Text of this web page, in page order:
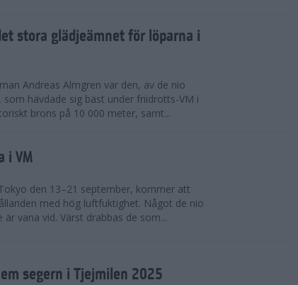
stora glädjeämnet för löparna i
Andreas Almgren var den, av de nio
som hävdade sig bäst under friidrotts-VM i
brons på 10 000 meter, samt...
i VM
den 13–21 september, kommer att
med hög luftfuktighet. Något de nio
vana vid. Värst drabbas de som...
segern i Tjejmilen 2025